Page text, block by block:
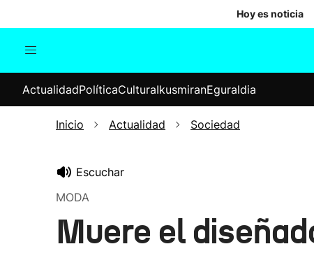
Hoy es noticia
Internacional
Elecciones
ActualidadPolíticaCulturaIkusmiranEguraldia
Inicio Actualidad Sociedad
Escuchar
MODA
Muere el